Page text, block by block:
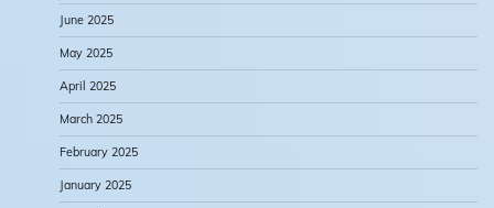
June 2025
May 2025
April 2025
March 2025
February 2025
January 2025